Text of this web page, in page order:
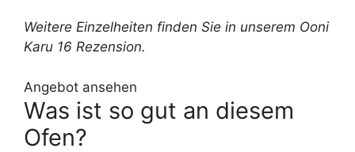
Weitere Einzelheiten finden Sie in unserem Ooni
Karu 16 Rezension.
Angebot ansehen
Was ist so gut an diesem
Ofen?